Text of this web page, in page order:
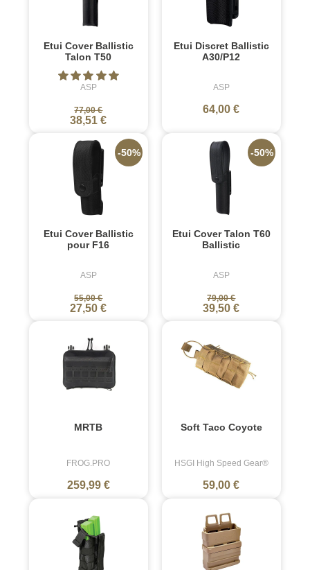
Etui Cover Ballistic
Talon T50
ASP
77,00 €
38,51 €
Etui Discret Ballistic
A30/P12
ASP
64,00 €
Etui Cover Ballistic
pour F16
ASP
55,00 €
27,50 €
-50%
Etui Cover Talon T60
Ballistic
ASP
79,00 €
39,50 €
-50%
MRTB
FROG.PRO
259,99 €
Soft Taco Coyote
HSGI High Speed Gear®
59,00 €